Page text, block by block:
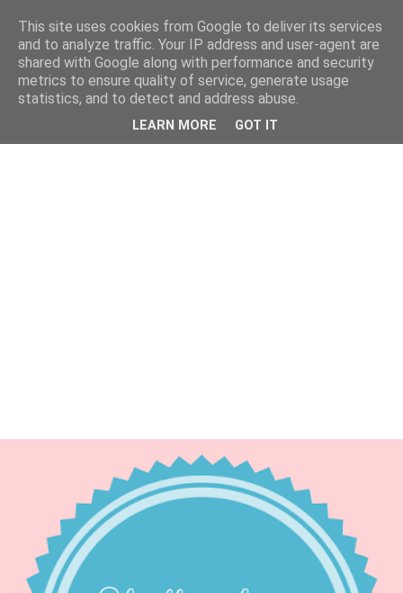
This site uses cookies from Google to deliver its services
and to analyze traffic. Your IP address and user-agent are
shared with Google along with performance and security
metrics to ensure quality of service, generate usage
statistics, and to detect and address abuse.
LEARN MORE GOT IT